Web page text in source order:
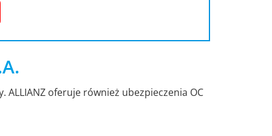
oferuje również ubezpieczenia OC